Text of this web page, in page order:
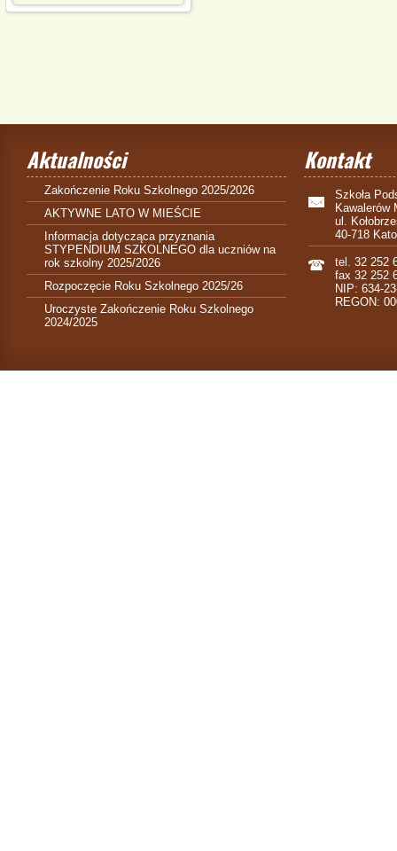
Aktualności
Zakończenie Roku Szkolnego 2025/2026
AKTYWNE LATO W MIEŚCIE
Informacja dotycząca przyznania
STYPENDIUM SZKOLNEGO dla uczniów na
rok szkolny 2025/2026
Rozpoczęcie Roku Szkolnego 2025/26
Uroczyste Zakończenie Roku Szkolnego
2024/2025
Kontakt
Szkoła
Kawalerów
ul.
40-718
tel. 32 252
fax 32 252
NIP: 634-
REGON: